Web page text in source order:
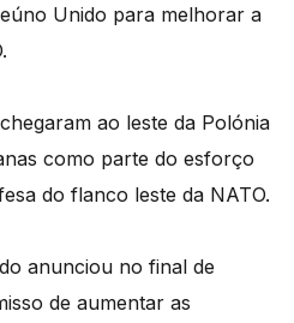
Unido para melhorar a
ao leste da Polónia
como parte do esforço
do flanco leste da NATO.
anunciou no final de
de aumentar as